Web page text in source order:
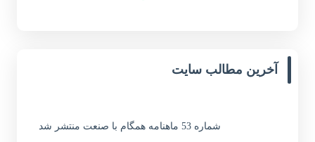
آخرین مطالب سایت
شماره 53 ماهنامه همگام با صنعت منتشر شد